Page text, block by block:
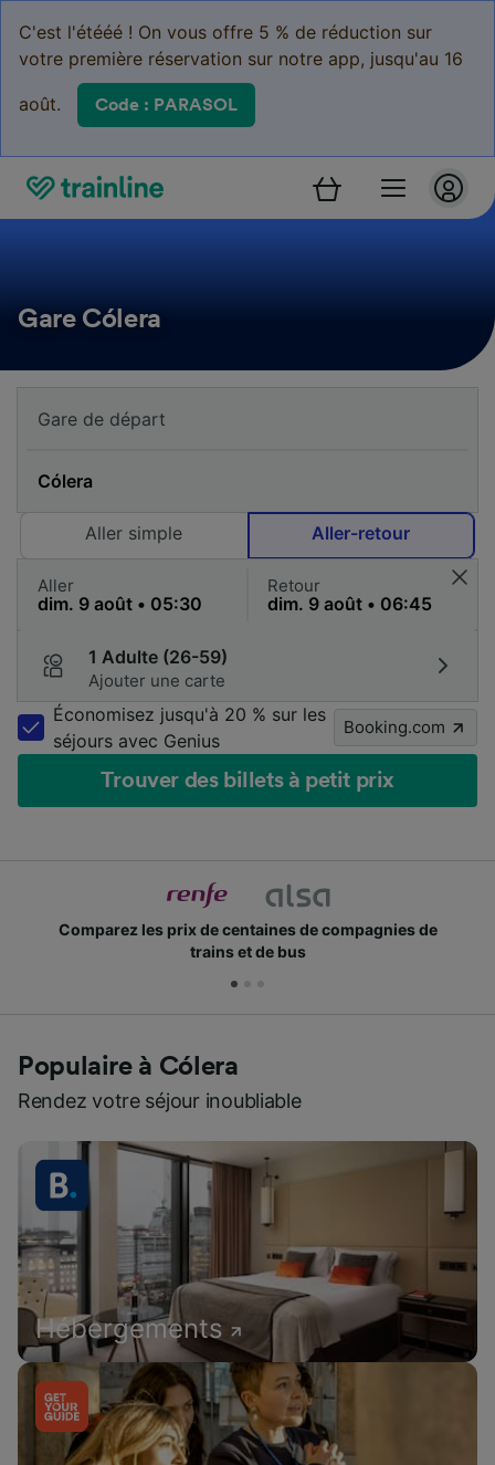
C'est l'étééé ! On vous offre 5 % de réduction sur
votre première réservation sur notre app, jusqu'au 16
août. Code : PARASOL
Gare Cólera
Aller simple Aller-retour
Aller Retour
1 Adulte (26-59)
Ajouter une carte
Économisez jusqu'à 20 % sur les
séjours avec Genius
Booking.com
Trouver des billets à petit prix
Comparez les prix de centaines de compagnies de
trains et de bus
Populaire à Cólera
Rendez votre séjour inoubliable
Hébergements